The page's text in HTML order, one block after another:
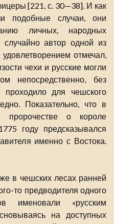
[221, с. 30—38]. И как
подобные случаи, они
личных, народных
случайно автор одной из
отмечал,
чехи и русские могли
непосредственно, без
для чешского
Показательно, что в
пророчестве о короле
году предсказывался
именно с Востока.
в чешских лесах ранней
то предводителя одного
именовали «русским
на доступных